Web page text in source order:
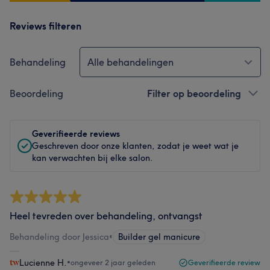
Reviews filteren
Behandeling Alle behandelingen
Beoordeling Filter op beoordeling
Geverifieerde reviews
Geschreven door onze klanten, zodat je weet wat je
kan verwachten bij elke salon.
Heel tevreden over behandeling, ontvangst
Behandeling door Jessica• Builder gel manicure
Lucienne H. •ongeveer 2 jaar geleden Geverifieerde review